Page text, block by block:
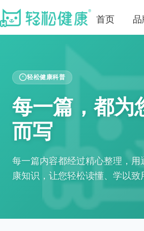
首页 品
轻松健康科普
每一篇，都为
而写
每一篇内容都经过精心整理，用
康知识，让您轻松读懂、学以致